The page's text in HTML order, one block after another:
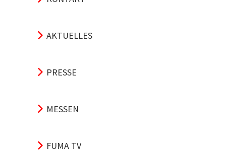
AKTUELLES
PRESSE
MESSEN
FUMA TV